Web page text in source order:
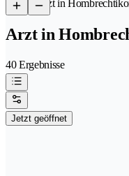
/Arzt in
Arzt in
40 Ergebnisse
Jetzt geöffnet